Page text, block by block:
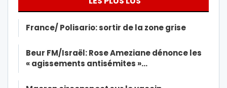
France/ Polisario: sortir de la zone grise
Beur FM/Israël: Rose Ameziane dénonce les
« agissements antisémites »…